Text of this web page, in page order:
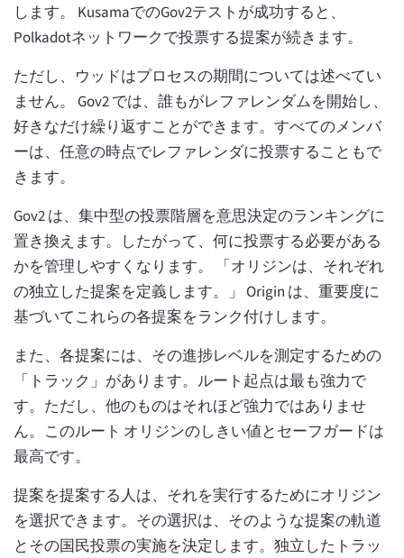
します。 KusamaでのGov2テストが成功すると、
Polkadotネットワークで投票する提案が続きます。
ただし、ウッドはプロセスの期間については述べてい
ません。 Gov2 では、誰もがレファレンダムを開始し、
好きなだけ繰り返すことができます。すべてのメンバ
ーは、任意の時点でレファレンダに投票することもで
きます。
Gov2 は、集中型の投票階層を意思決定のランキングに
置き換えます。したがって、何に投票する必要がある
かを管理しやすくなります。 「オリジンは、それぞれ
の独立した提案を定義します。」 Origin は、重要度に
基づいてこれらの各提案をランク付けします。
また、各提案には、その進捗レベルを測定するための
「トラック」があります。ルート起点は最も強力で
す。ただし、他のものはそれほど強力ではありませ
ん。このルート オリジンのしきい値とセーフガードは
最高です。
提案を提案する人は、それを実行するためにオリジン
を選択できます。その選択は、そのような提案の軌道
とその国民投票の実施を決定します。独立したトラッ